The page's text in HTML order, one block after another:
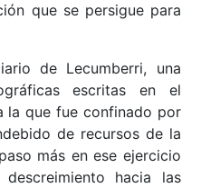
que se persigue para
de Lecumberri, una
escritas en el
la que fue confinado por
de recursos de la
más en ese ejercicio
hacia las